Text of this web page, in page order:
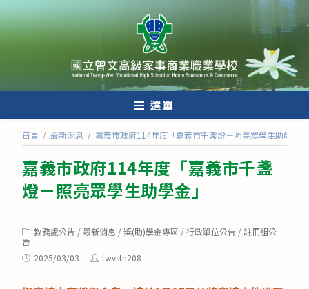
跳
轉
至
內
選單
首頁 / 最新消息 / 嘉義市政府114年度「嘉義市千盞燈－照亮眾學生助學金」
嘉義市政府114年度「嘉義市千盞
燈－照亮眾學生助學金」
Post
category:
教務處公告 /最新消息 /獎(助)學金專區 /行政單位公告 /註冊組公
告
Post2025/03/03
Posttwvstn208